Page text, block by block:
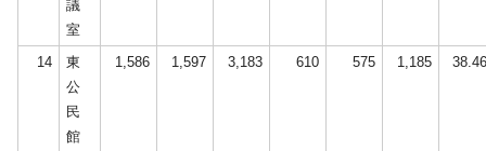
議
室
14
東
公
民
館
1,586 1,597 3,183 610 575 1,185 38.46